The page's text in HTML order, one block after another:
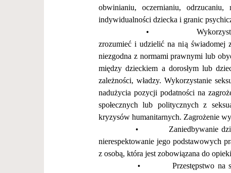
obwinianiu, oczernianiu,
indywidualności dziecka i granic
•
zrozumieći udzielićna nią świadomej
niezgodna z normami prawnymi lub
między dzieckiem a dorosłym lub
zależności, władzy. Wykorzystanie
nadużycia pozycji podatności na zagroż
społecznych lub politycznych z
kryzysów humanitarnych. Zagrożenie
• Zaniedbywanie
nierespektowanie jego podstawowych
z osobą, która jest zobowiązana do
• Przestępstwo na